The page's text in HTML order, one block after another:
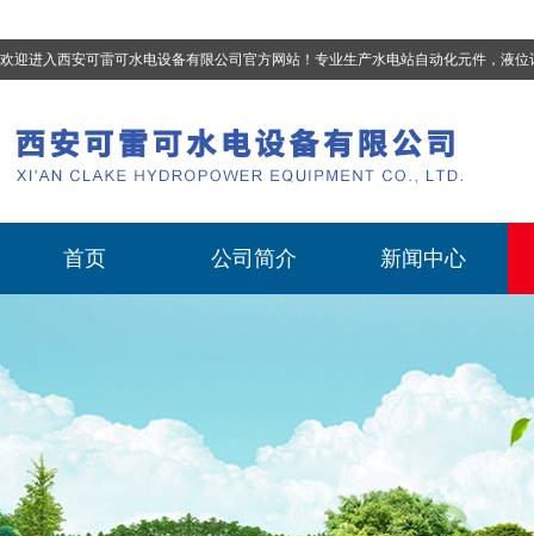
欢迎进入西安可雷可水电设备有限公司官方网站！专业生产水电站自动化元件，液位计、流量计、压力变送器、油混水控制器、温度传感器、电磁阀球阀蝶阀、测速装置、位移
首页 公司简介 新闻中心